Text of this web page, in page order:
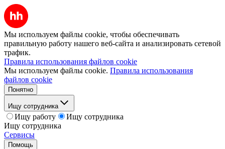
Мы используем файлы cookie, чтобы обеспечивать
правильную работу нашего веб-сайта и анализировать сетевой
трафик.
Правила использования файлов cookie
Мы используем файлы cookie. Правила использования
файлов cookie
Понятно
Ищу сотрудника
Ищу работу
Ищу сотрудника
Ищу сотрудника
Сервисы
Помощь